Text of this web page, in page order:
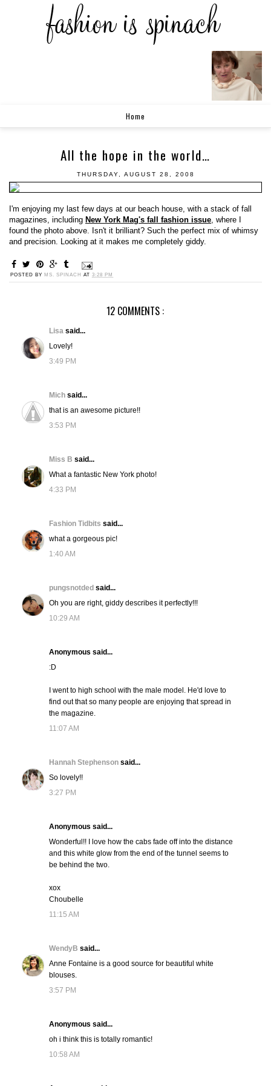
Home
All the hope in the world…
THURSDAY, AUGUST 28, 2008
I'm enjoying my last few days at our beach house, with a stack of fall
magazines, including New York Mag's fall fashion issue , where I
found the photo above. Isn't it brilliant? Such the perfect mix of whimsy
and precision. Looking at it makes me completely giddy.
POSTED BY MS. SPINACH AT 3:28 PM
12 COMMENTS :
Lisa said...
Lovely!
3:49 PM
Mich said...
that is an awesome picture!!
3:53 PM
Miss B said...
What a fantastic New York photo!
4:33 PM
Fashion Tidbits said...
what a gorgeous pic!
1:40 AM
pungsnotded said...
Oh you are right, giddy describes it perfectly!!!
10:29 AM
Anonymous said...
:D
I went to high school with the male model. He'd love to
find out that so many people are enjoying that spread in
the magazine.
11:07 AM
Hannah Stephenson said...
So lovely!!
3:27 PM
Anonymous said...
Wonderful!! I love how the cabs fade off into the distance
and this white glow from the end of the tunnel seems to
be behind the two.
xox
Choubelle
11:15 AM
WendyB said...
Anne Fontaine is a good source for beautiful white
blouses.
3:57 PM
Anonymous said...
oh i think this is totally romantic!
10:58 AM